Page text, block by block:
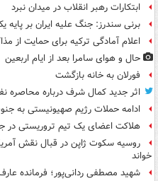
ابتکارات رهبر انقلاب در میدان نبرد
برنی سندرز: جنگ علیه ایران بر پایه
اعلام آمادگی ترکیه برای حمایت از
حال و هوای سامرا بعد از ایام اربعین
فورلان به خانه بازگشت
اثر جدید کمال شرف درباره محاصره
ادامه حملات رژیم صهیونیستی به
هلاکت اعضای یک تیم تروریستی در
روسیه سکوت ژاپن در قبال نقش
خواند
شهید مصطفی ردانی‌پور؛ فرمانده